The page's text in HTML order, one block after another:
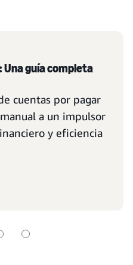
guía completa
cuentas por pagar
a un impulsor
y eficiencia